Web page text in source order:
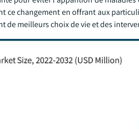
ce changement en offrant aux
de meilleurs choix de vie et des